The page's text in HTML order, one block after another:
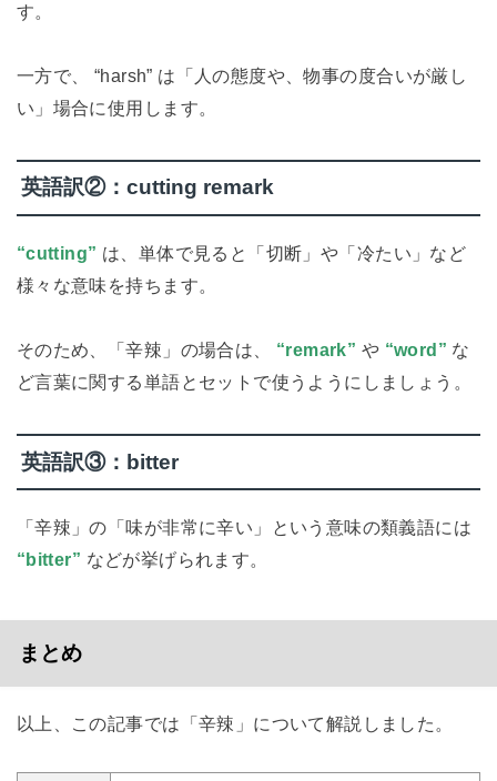
す。
一方で、 “harsh” は「人の態度や、物事の度合いが厳し
い」場合に使用します。
英語訳②：cutting remark
“cutting” は、単体で見ると「切断」や「冷たい」など
様々な意味を持ちます。
そのため、「辛辣」の場合は、 “remark” や “word” な
ど言葉に関する単語とセットで使うようにしましょう。
英語訳③：bitter
「辛辣」の「味が非常に辛い」という意味の類義語には
“bitter” などが挙げられます。
まとめ
以上、この記事では「辛辣」について解説しました。